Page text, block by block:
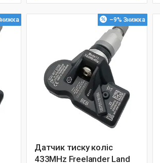
–9%
Датчик тиску коліс
433MHz Freelander Land